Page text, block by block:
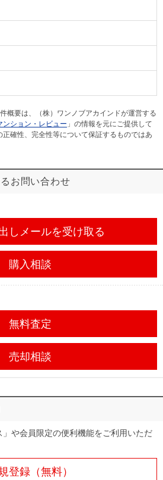
件概要は、（株）ワンノブアカインドが運営する
ンション・レビュー 」の情報を元にご提供して
確性、完全性等について保証するものではあ
お問い合わせ
しメールを受け取る
購入相談
無料査定
売却相談
」や会員限定の便利機能をご利用いただ
登録（無料）